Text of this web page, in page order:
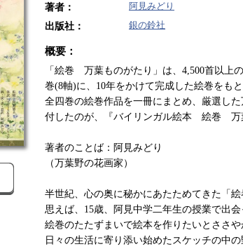
著者： 阿見みどり
出版社： 銀の鈴社
概要：
「絵巻 万葉ものがたり」は、4,500首以上
巻(8軸)に、10年をかけて完成した絵巻をも
全四巻の絵巻作品を一冊にまとめ、厳選し
付したのが、『バイリンガル絵本 絵巻 万
著者のことば：阿見みどり
（万葉野の花画家）
半世紀、心の奥に秘かにあたためてきた「絵
思えば、15歳、阿見中学二年生の授業で出会
絵巻のたたずまいで絵本を作りたいとささや
日々の生活に寄り添い始めたスケッチの中